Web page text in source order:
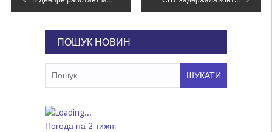
ПОШУК НОВИН
Погода на 2 тижні